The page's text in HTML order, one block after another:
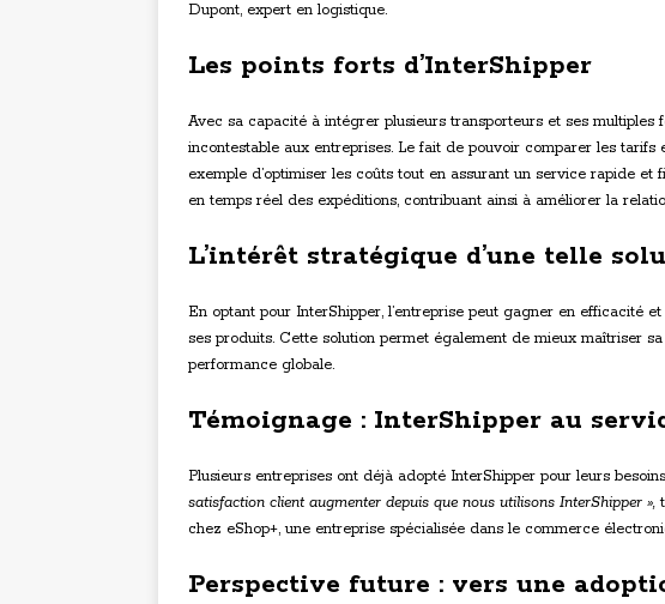
Dupont, expert en logistique.
Les points forts d’InterShipper
Avec sa capacité à intégrer plusieurs transporteurs et ses multiples
incontestable aux entreprises. Le fait de pouvoir comparer les
exemple d’optimiser les coûts tout en assurant un service rapide et
en temps réel des expéditions, contribuant ainsi à améliorer la
L’intérêt stratégique d’une telle
En optant pour InterShipper, l’entreprise peut gagner en efficacité
ses produits. Cette solution permet également de mieux maîtriser
performance globale.
Témoignage : InterShipper au
Plusieurs entreprises ont déjà adopté InterShipper pour leurs
satisfaction client augmenter depuis que nous utilisons InterShipper »,
chez eShop+, une entreprise spécialisée dans le commerce
Perspective future : vers une